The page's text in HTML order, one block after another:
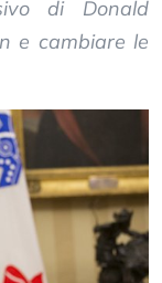
di Donald
e cambiare le